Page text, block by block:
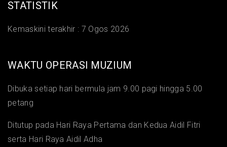
STATISTIK
Kemaskini terakhir : 7 Ogos 2026
WAKTU OPERASI MUZIUM
Dibuka setiap hari bermula jam 9.00 pagi hingga 5.00
petang
Ditutup pada Hari Raya Pertama dan Kedua Aidil Fitri
serta Hari Raya Aidil Adha